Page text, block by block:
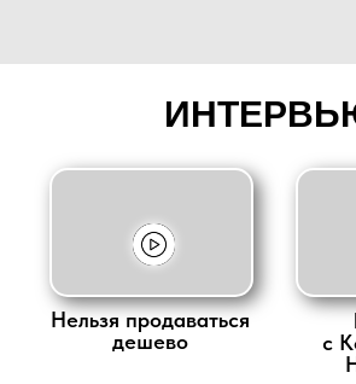
Нельзя продаваться
дешево
с